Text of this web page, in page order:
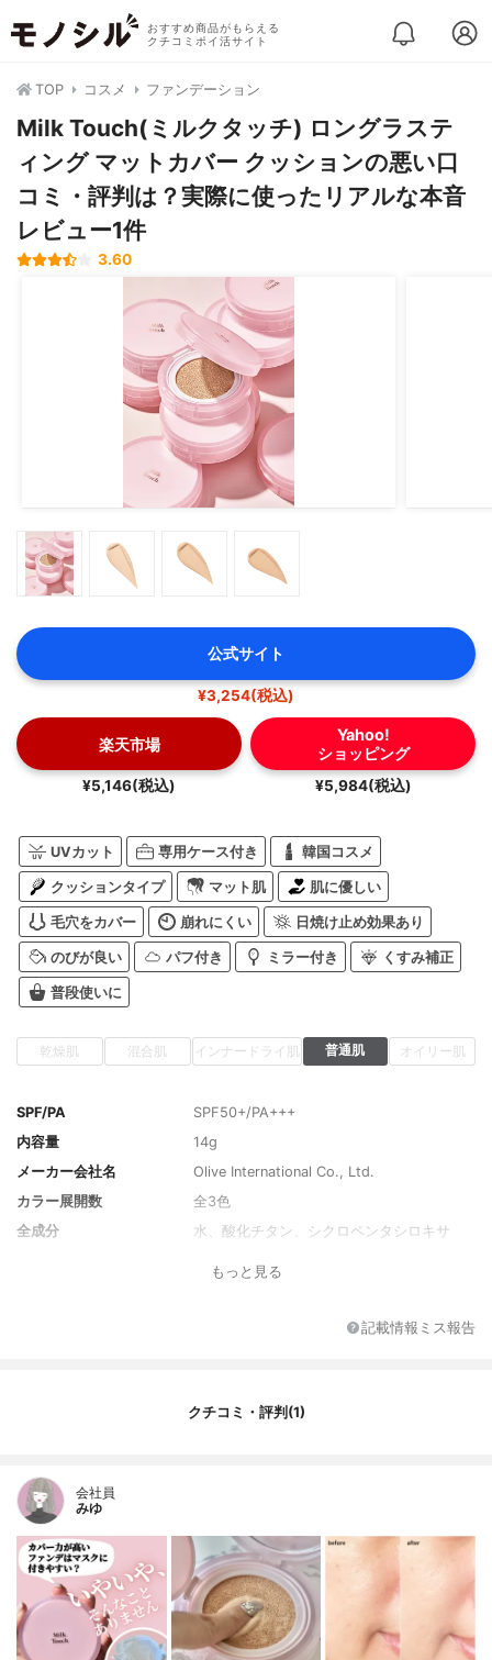
おすすめ商品がもらえる
クチコミポイ活サイト
TOP コスメ ファンデーション
Milk Touch(ミルクタッチ) ロングラステ
ィング マットカバー クッションの悪い口
コミ・評判は？実際に使ったリアルな本音
レビュー1件
3.60
公式サイト
¥3,254(税込)
楽天市場
¥5,146(税込)
Yahoo!
ショッピング
¥5,984(税込)
UVカット 専用ケース付き 韓国コスメ
クッションタイプ マット肌 肌に優しい
毛穴をカバー 崩れにくい 日焼け止め効果あり
のびが良い パフ付き ミラー付き くすみ補正
普段使いに
乾燥肌 混合肌 インナードライ肌 普通肌 オイリー肌
SPF/PA
SPF50+/PA+++
内容量
14g
メーカー会社名
Olive International Co., Ltd.
カラー展開数
全3色
全成分
水、酸化チタン、シクロペンタシロキサ
酸エチルヘキシル、プロパンジオー ル、ポ
メチコン、トリメチルシロキ シケイ酸、ナ
リマー、BG、ジステアルジモニウムヘクト
ロール、ラウロイルリシン、安息香酸Na、
トリエトキシカプリリルシラ ン、(アクリレ
ーツ/アクリル酸エチルヘキシル/メタクリル
酸ジメチコン)コポリマー、(ジメチコン/ビ
ニルジメチコン)ク ロスポリマー、(トリメ
チルシロキシケイ酸/ジメチコノール)クロス
もっと見る
記載情報ミス報告
クチコミ・評判(1)
会社員
みゆ